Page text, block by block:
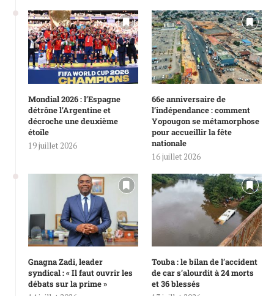
Mondial 2026 : l’Espagne
détrône l’Argentine et
décroche une deuxième
étoile
19 juillet 2026
66e anniversaire de
l’indépendance : comment
Yopougon se métamorphose
pour accueillir la fête
nationale
16 juillet 2026
Gnagna Zadi, leader
syndical : « Il faut ouvrir les
débats sur la prime »
Touba : le bilan de l’accident
de car s’alourdit à 24 morts
et 36 blessés